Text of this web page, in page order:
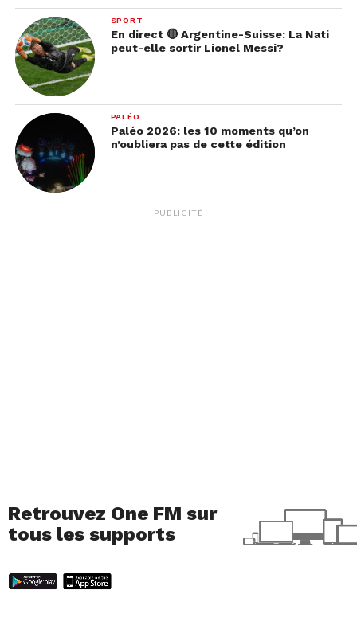
SPORT
En direct 🔴 Argentine-Suisse: La Nati
peut-elle sortir Lionel Messi?
PALÉO
Paléo 2026: les 10 moments qu’on
n’oubliera pas de cette édition
PUBLICITÉ
Retrouvez One FM sur
tous les supports